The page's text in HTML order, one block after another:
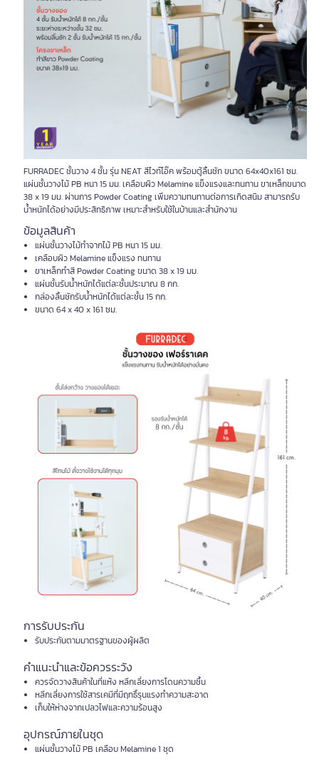
FURRADEC ชั้นวาง 4 ชั้น รุ่น NEAT สีไวท์โอ๊ค พร้อมตู้ลิ้นชัก ขนาด 64x40x161 ซม.
แผ่นชั้นวางไม้ PB หนา 15 มม. เคลือบผิว Melamine แข็งแรงและทนทาน ขาเหล็กขนาด
38 x 19 มม. ผ่านการ Powder Coating เพิ่มความทนทานต่อการเกิดสนิม สามารถรับ
น้ำหนักได้อย่างมีประสิทธิภาพ เหมาะสำหรับใช้ในบ้านและสำนักงาน
ข้อมูลสินค้า
แผ่นชั้นวางไม้ทำจากไม้ PB หนา 15 มม.
เคลือบผิว Melamine แข็งแรง ทนทาน
ขาเหล็กทำสี Powder Coating ขนาด 38 x 19 มม.
แผ่นชั้นรับน้ำหนักได้แต่ละชั้นประมาณ 8 กก.
กล่องลิ้นชักรับน้ำหนักได้แต่ละชั้น 15 กก.
ขนาด 64 x 40 x 161 ซม.
การรับประกัน
รับประกันตามมาตรฐานของผู้ผลิต
คำแนะนำและข้อควรระวัง
ควรจัดวางสินค้าในที่แห้ง หลีกเลี่ยงการโดนความชื้น
หลีกเลี่ยงการใช้สารเคมีที่มีฤทธิ์รุนแรงทำความสะอาด
เก็บให้ห่างจากเปลวไฟและความร้อนสูง
อุปกรณ์ภายในชุด
แผ่นชั้นวางไม้ PB เคลือบ Melamine 1 ชุด